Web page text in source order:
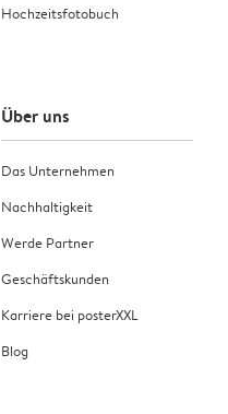
Hochzeitsfotobuch
Über uns
Das Unternehmen
Nachhaltigkeit
Werde Partner
Geschäftskunden
Karriere bei posterXXL
Blog